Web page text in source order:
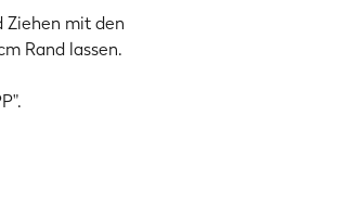
Ziehen mit den
Rand lassen.